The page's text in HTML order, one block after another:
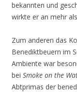
bekannten und
wirkte er an mehr
Zum anderen das
Benediktbeuern im
Ambiente war
bei Smoke on the
Abtprimas der